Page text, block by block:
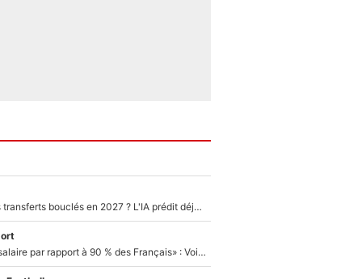
PSG : Deux gros transferts bouclés en 2027 ? L'IA prédit déjà les deux joueurs qui pourraient rejoindre Luis Enrique !
«C'est un beau salaire par rapport à 90 % des Français» : Voilà combien touchait Nelson Monfort sur France Télévisions avant de rejoindre CNews